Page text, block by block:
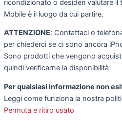
ricondizionato o desideri valutare
Mobile è il luogo da cui partire.
ATTENZIONE: Contattaci o
per chiederci se ci sono ancora
Sono prodotti che vengono
quindi verificarne la disponibilità
Per qualsiasi informazione non
Leggi come funziona la nostra
Permuta e ritiro usato